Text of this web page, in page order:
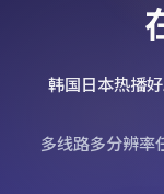
韩国日本热播
多线路多分辨率